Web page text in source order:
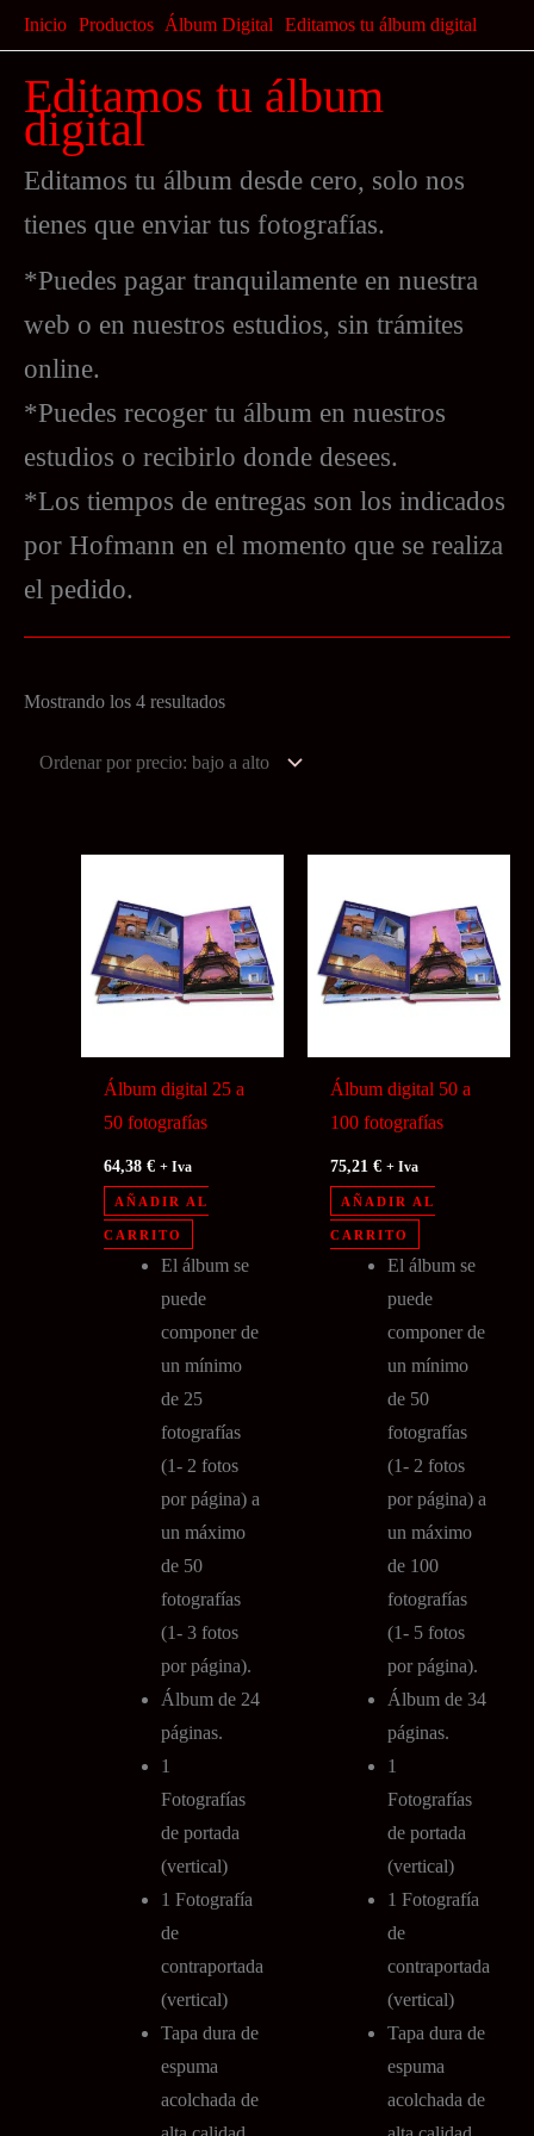
al
contenido
Inicio Productos Álbum Digital Editamos tu álbum digital
Editamos tu álbum
digital
Editamos tu álbum desde cero, solo nos
tienes que enviar tus fotografías.
*Puedes pagar tranquilamente en nuestra
web o en nuestros estudios, sin trámites
online.
*Puedes recoger tu álbum en nuestros
estudios o recibirlo donde desees.
*Los tiempos de entregas son los indicados
por Hofmann en el momento que se realiza
el pedido.
Mostrando los 4 resultadosOrdenado
precio:
Álbum digital 25 a
50 fotografías
64,38€ + Iva
AÑADIR AL
CARRITO
El álbum se
puede
componer de
un mínimo
de 25
fotografías
(1- 2 fotos
por página) a
un máximo
de 50
fotografías
(1- 3 fotos
por página).
Álbum de 24
páginas.
1
Fotografías
de portada
(vertical)
1 Fotografía
de
contraportada
(vertical)
Tapa dura de
espuma
acolchada de
Álbum digital 50 a
100 fotografías
75,21€ + Iva
AÑADIR AL
CARRITO
El álbum se
puede
componer de
un mínimo
de 50
fotografías
(1- 2 fotos
por página) a
un máximo
de 100
fotografías
(1- 5 fotos
por página).
Álbum de 34
páginas.
1
Fotografías
de portada
(vertical)
1 Fotografía
de
contraportada
(vertical)
Tapa dura de
espuma
acolchada de